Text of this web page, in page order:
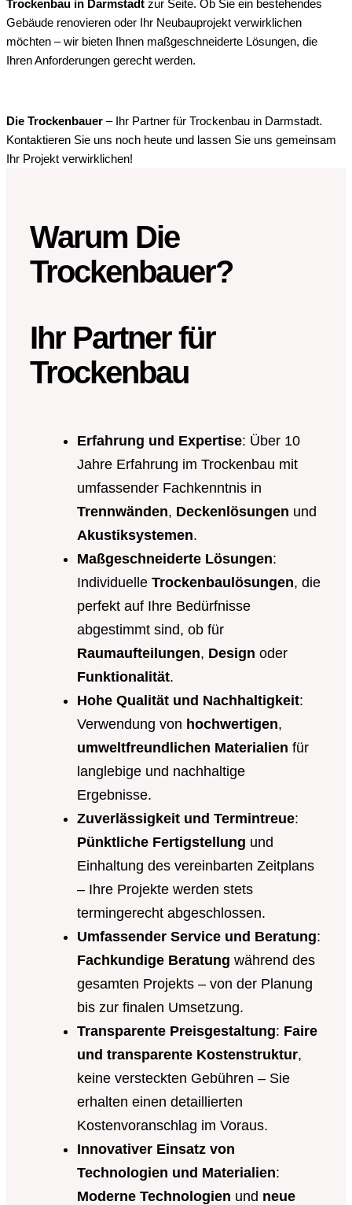
Trockenbau in Darmstadt zur Seite. Ob Sie ein bestehendes
Gebäude renovieren oder Ihr Neubauprojekt verwirklichen
möchten – wir bieten Ihnen maßgeschneiderte Lösungen, die
Ihren Anforderungen gerecht werden.
Die Trockenbauer – Ihr Partner für Trockenbau in Darmstadt.
Kontaktieren Sie uns noch heute und lassen Sie uns gemeinsam
Ihr Projekt verwirklichen!
Warum Die
Trockenbauer?
Ihr Partner für
Trockenbau
Erfahrung und Expertise: Über 10
Jahre Erfahrung im Trockenbau mit
umfassender Fachkenntnis in
Trennwänden, Deckenlösungen und
Akustiksystemen.
Maßgeschneiderte Lösungen:
Individuelle Trockenbaulösungen, die
perfekt auf Ihre Bedürfnisse
abgestimmt sind, ob für
Raumaufteilungen, Design oder
Funktionalität.
Hohe Qualität und Nachhaltigkeit:
Verwendung von hochwertigen,
umweltfreundlichen Materialien für
langlebige und nachhaltige
Ergebnisse.
Zuverlässigkeit und Termintreue:
Pünktliche Fertigstellung und
Einhaltung des vereinbarten Zeitplans
– Ihre Projekte werden stets
termingerecht abgeschlossen.
Umfassender Service und Beratung:
Fachkundige Beratung während des
gesamten Projekts – von der Planung
bis zur finalen Umsetzung.
Transparente Preisgestaltung: Faire
und transparente Kostenstruktur,
keine versteckten Gebühren – Sie
erhalten einen detaillierten
Kostenvoranschlag im Voraus.
Innovativer Einsatz von
Technologien und Materialien:
Moderne Technologien und neue